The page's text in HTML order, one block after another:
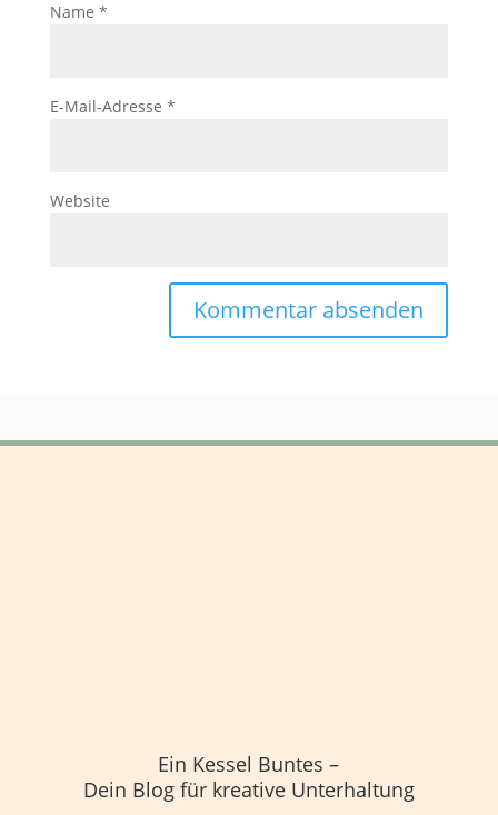
Name *
E-Mail-Adresse *
Website
Ein Kessel Buntes –
Dein Blog für kreative Unterhaltung